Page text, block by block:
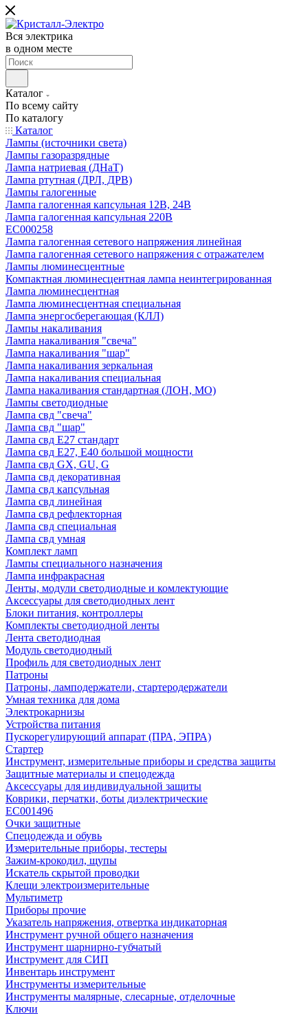
Вся электрика
в одном месте
Каталог
По всему сайту
По каталогу
Каталог
Лампы (источники света)
Лампы газоразрядные
Лампа натриевая (ДНаТ)
Лампа ртутная (ДРЛ, ДРВ)
Лампы галогенные
Лампа галогенная капсульная 12В, 24В
Лампа галогенная капсульная 220В
EC000258
Лампа галогенная сетевого напряжения линейная
Лампа галогенная сетевого напряжения с отражателем
Лампы люминесцентные
Компактная люминесцентная лампа неинтегрированная
Лампа люминесцентная
Лампа люминесцентная специальная
Лампа энергосберегающая (КЛЛ)
Лампы накаливания
Лампа накаливания "свеча"
Лампа накаливания "шар"
Лампа накаливания зеркальная
Лампа накаливания специальная
Лампа накаливания стандартная (ЛОН, МО)
Лампы светодиодные
Лампа свд "свеча"
Лампа свд "шар"
Лампа свд E27 стандарт
Лампа свд E27, Е40 большой мощности
Лампа свд GX, GU, G
Лампа свд декоративная
Лампа свд капсульная
Лампа свд линейная
Лампа свд рефлекторная
Лампа свд специальная
Лампа свд умная
Комплект ламп
Лампы специального назначения
Лампа инфракрасная
Ленты, модули светодиодные и комлектующие
Аксессуары для светодиодных лент
Блоки питания, контроллеры
Комплекты светодиодной ленты
Лента светодиодная
Модуль светодиодный
Профиль для светодиодных лент
Патроны
Патроны, ламподержатели, стартеродержатели
Умная техника для дома
Электрокарнизы
Устройства питания
Пускорегулирующий аппарат (ПРА, ЭПРА)
Стартер
Инструмент, измерительные приборы и средства защиты
Защитные материалы и спецодежда
Аксессуары для индивидуальной защиты
Коврики, перчатки, боты диэлектрические
EC001496
Очки защитные
Спецодежда и обувь
Измерительные приборы, тестеры
Зажим-крокодил, щупы
Искатель скрытой проводки
Клещи электроизмерительные
Мультиметр
Приборы прочие
Указатель напряжения, отвертка индикаторная
Инструмент ручной общего назначения
Инструмент шарнирно-губчатый
Инструмент для СИП
Инвентарь инструмент
Инструменты измерительные
Инструменты малярные, слесарные, отделочные
Ключи